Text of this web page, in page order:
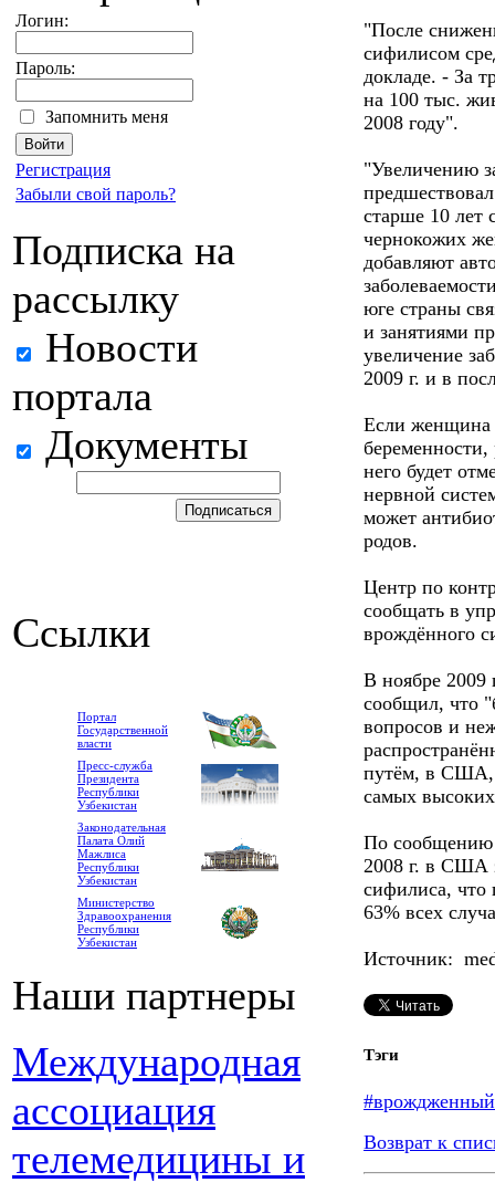
Логин:
Пароль:
Запомнить меня
Регистрация
Забыли свой пароль?
Подписка на
рассылку
Новости
портала
Документы
Ссылки
Портал
Государственной
власти
Пресс-служба
Президента
Республики
Узбекистан
Законодательная
Палата Олий
Мажлиса
Республики
Узбекистан
Министерство
Здравоохранения
Республики
Узбекистан
Наши партнеры
Международная
ассоциация
телемедицины и
"После
сифилисом
докладе. - За
на 100 тыс.
2008 году".
"Увеличению
старше 10 лет
чернокожих
добавляют
юге страны
и занятиями
увеличение
2009 г. и в
Если женщина
него будет
нервной
может
родов.
Центр по
сообщать в
врождённого
В ноябре 2009
сообщил, что
вопросов и
путём, в США,
самых
По сообщению
2008 г. в США
сифилиса, что
63% всех
Источник:
Тэги
Возврат к